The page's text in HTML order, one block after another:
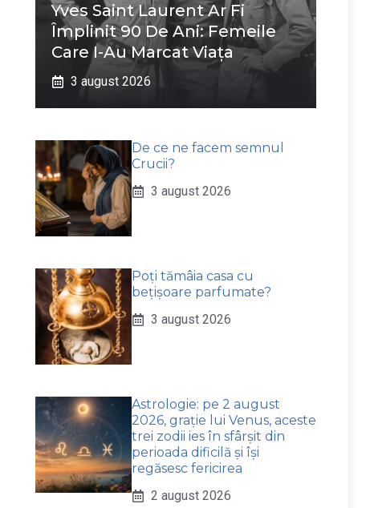
Yves Saint Laurent Ar Fi
Împlinit 90 De Ani: Femeile
Care I-Au Marcat Viața
3 august 2026
De ce ne facem semnul
Crucii?
3 august 2026
Poți tămâia casa cu
bețișoare parfumate?
3 august 2026
Astrologie: pe 2 august
2026, grație lui Venus, aceste
trei zodii ies în sfârșit din
perioada dificilă și își
regăsesc fericirea
2 august 2026